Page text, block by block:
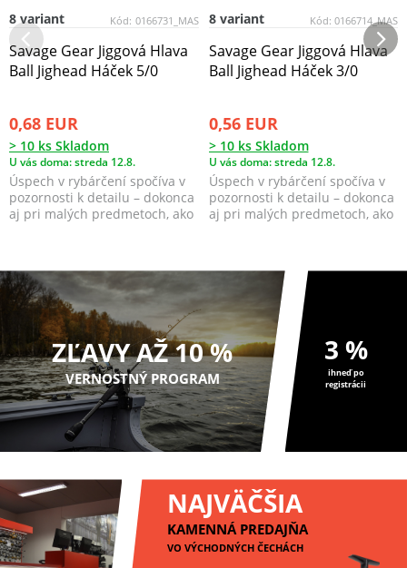
Kód: 0166731_MAS
8 variant
Savage Gear Jiggová Hlava
Ball Jighead Háček 5/0
0,68 EUR
> 10 ks Skladom
U vás doma: streda 12.8.
Úspech v rybárčení spočíva v
pozornosti k detailu – dokonca
aj pri malých predmetoch, ako
Kód: 0166714_MAS
8 variant
Savage Gear Jiggová Hlava
Ball Jighead Háček 3/0
0,56 EUR
> 10 ks Skladom
U vás doma: streda 12.8.
Úspech v rybárčení spočíva v
pozornosti k detailu – dokonca
aj pri malých predmetoch, ako
ZĽAVY AŽ 10 %
VERNOSTNÝ PROGRAM
3 %
ihneď po
registrácii
NAJVÄČŠIA
KAMENNÁ PREDAJŇA
VO VÝCHODNÝCH ČECHÁCH